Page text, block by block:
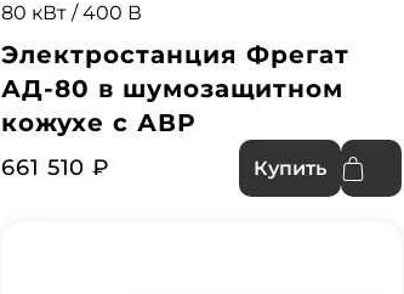
80 кВт / 400 В
Электростанция Фрегат
АД-80 в шумозащитном
кожухе с АВР
661 510 ₽ Купить